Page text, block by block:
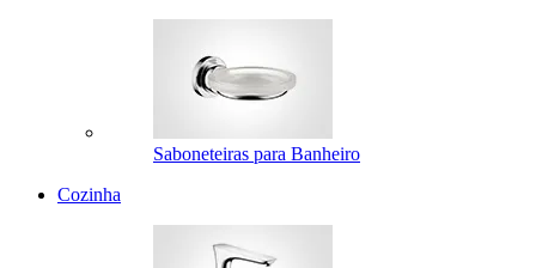
Saboneteiras para Banheiro
Cozinha